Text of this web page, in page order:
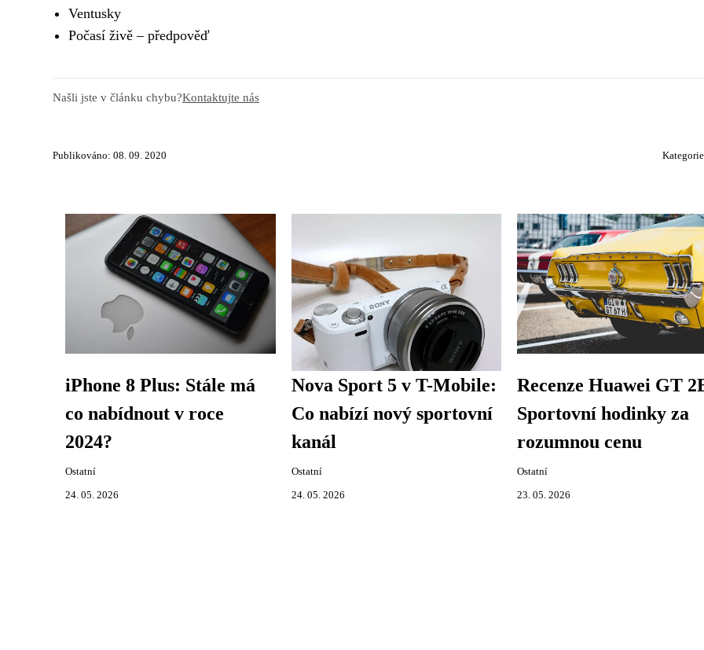
Ventusky
Počasí živě – předpověď
Našli jste v článku chybu?Kontaktujte nás
Publikováno: 08. 09. 2020
iPhone 8 Plus: Stále má
co nabídnout v roce
2024?
Ostatní
24. 05. 2026
Nova Sport 5 v T-Mobile:
Co nabízí nový sportovní
kanál
Ostatní
24. 05. 2026
Recenze Huawei GT
Sportovní hodinky za
rozumnou cenu
Ostatní
23. 05. 2026